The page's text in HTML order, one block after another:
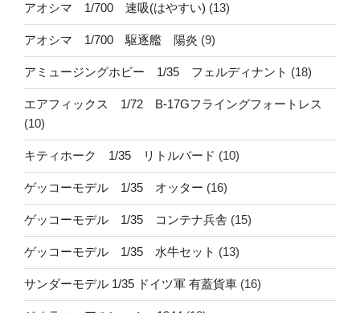
アオシマ 1/700 速吸(はやすい) (13)
アオシマ 1/700 駆逐艦 陽炎 (9)
アミュージングホビー 1/35 フェルディナント (18)
エアフィックス 1/72 B-17Gフライングフォートレス
(10)
キティホーク 1/35 リトルバード (10)
ゲッコーモデル 1/35 オッター (16)
ゲッコーモデル 1/35 コンテナ兵舎 (15)
ゲッコーモデル 1/35 水牛セット (13)
サンダーモデル 1/35 ドイツ軍 有蓋貨車 (16)